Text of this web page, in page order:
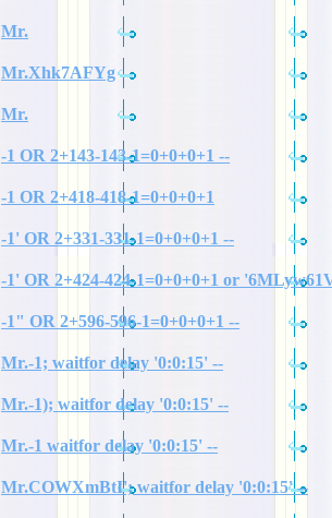
Mr.
Mr.Xhk7AFYg
Mr.
-1 OR 2+143-143-1=0+0+0+1 --
-1 OR 2+418-418-1=0+0+0+1
-1' OR 2+331-331-1=0+0+0+1 --
-1' OR 2+424-424-1=0+0+0+1 or
-1" OR 2+596-596-1=0+0+0+1 --
Mr.-1; waitfor delay '0:0:15' --
Mr.-1); waitfor delay '0:0:15' --
Mr.-1 waitfor delay '0:0:15' --
Mr.COWXmBtI'; waitfor delay '0:0:15' --